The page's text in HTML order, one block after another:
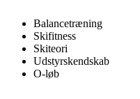
Balancetræning
Skifitness
Skiteori
Udstyrskendskab
O-løb